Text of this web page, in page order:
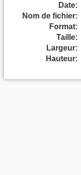
Date:
Nom de fichier:
Format:
Taille:
Largeur:
Hauteur: